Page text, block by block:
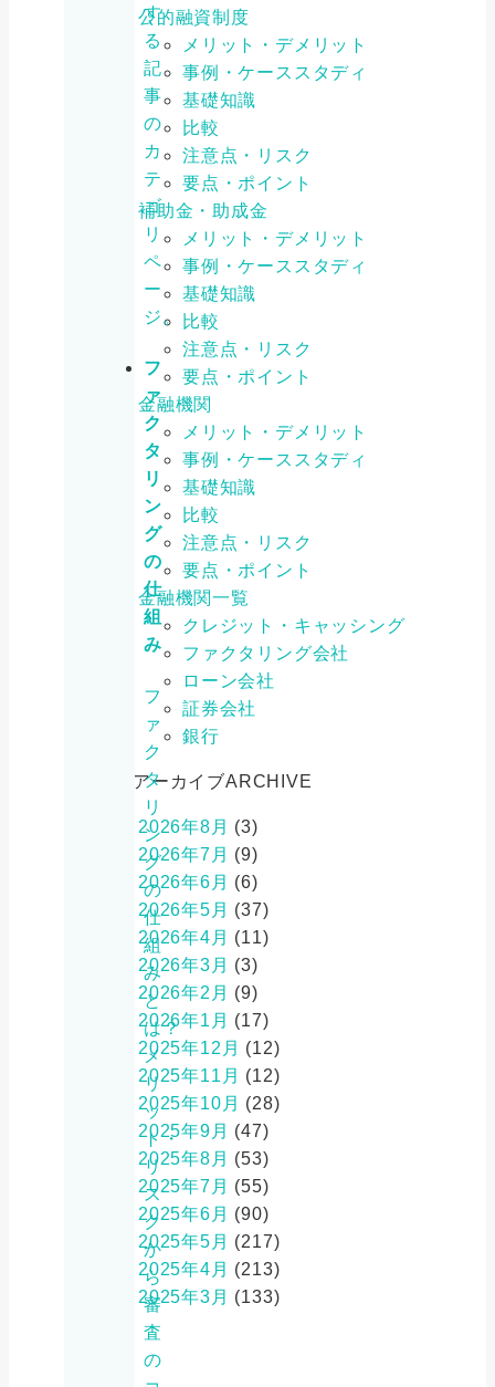
す
る
記
事
の
カ
テ
ゴ
リ
ペ
ー
ジ。
フ
ァ
ク
タ
リ
ン
グ
の
仕
組
み
フ
ァ
ク
タ
リ
ン
グ
の
仕
組
み
と
は？
メ
リ
ッ
ト・
リ
ス
ク
か
ら
審
査
の
公的融資制度
メリット・デメリット
事例・ケーススタディ
基礎知識
比較
注意点・リスク
要点・ポイント
補助金・助成金
メリット・デメリット
事例・ケーススタディ
基礎知識
比較
注意点・リスク
要点・ポイント
金融機関
メリット・デメリット
事例・ケーススタディ
基礎知識
比較
注意点・リスク
要点・ポイント
金融機関一覧
クレジット・キャッシング
ファクタリング会社
ローン会社
証券会社
銀行
アーカイブARCHIVE
2026年8月 (3)
2026年7月 (9)
2026年6月 (6)
2026年5月 (37)
2026年4月 (11)
2026年3月 (3)
2026年2月 (9)
2026年1月 (17)
2025年12月 (12)
2025年11月 (12)
2025年10月 (28)
2025年9月 (47)
2025年8月 (53)
2025年7月 (55)
2025年6月 (90)
2025年5月 (217)
2025年4月 (213)
2025年3月 (133)